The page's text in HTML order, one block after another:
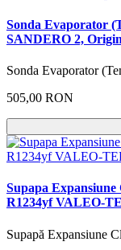
Sonda Evaporator
SANDERO 2,
Sonda Evaporator
505,00 RON
Supapa
R1234yf VALEO-
Supapă Expansiune